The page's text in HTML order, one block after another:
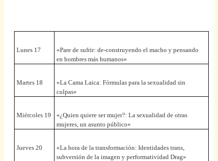
Lunes 17
«Pare de sufrir: de-construyendo el macho y pensando
en hombres más humanos»
Martes 18
«La Cama Laica: Fórmulas para la sexualidad sin
culpas»
Miércoles 19
«¿Quien quiere ser mujer?: La sexualidad de otras
mujeres, un asunto público»
Jueves 20
«La hora de la transformación: Identidades trans,
subversión de la imagen y performatividad Drag»